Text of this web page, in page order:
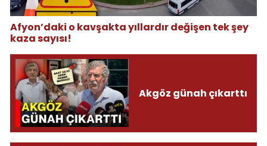
Afyon’daki o kavşakta yıllardır değişen tek şey
kaza sayısı!
Akgöz günah çıkarttı